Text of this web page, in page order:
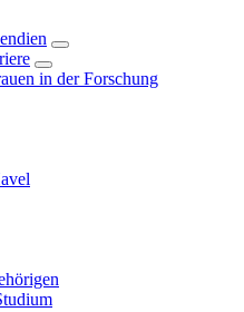
in der Forschung